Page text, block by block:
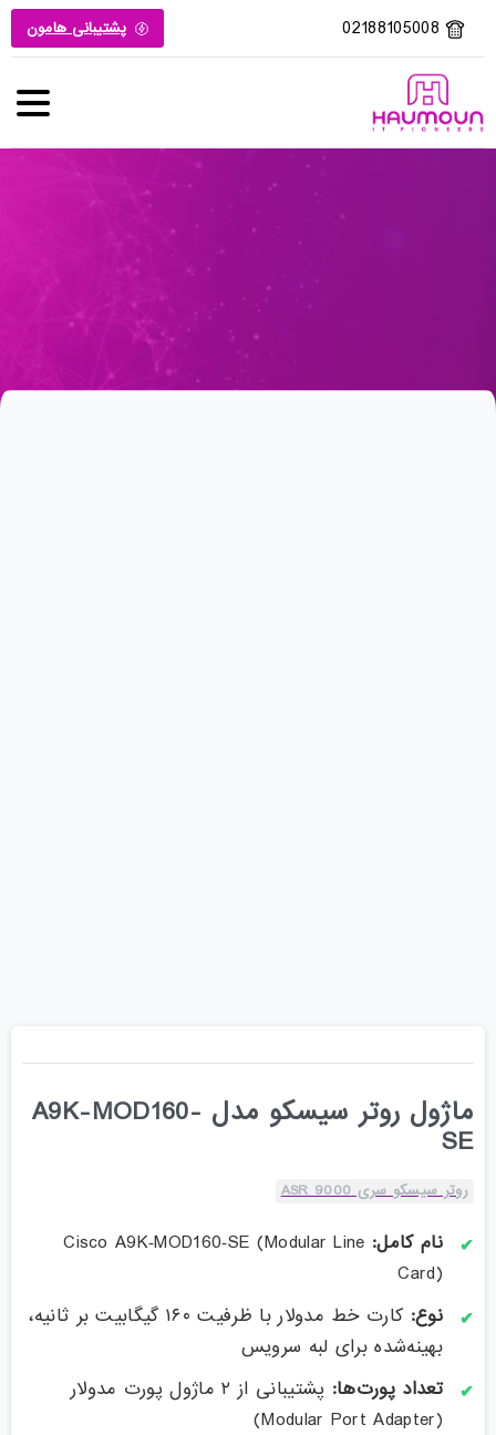
02188105008 پشتیبانی هامون
ماژول روتر سیسکو مدل A9K-MOD160-
SE
روتر سیسکو سری ASR 9000
نام کامل: Cisco A9K‑MOD160‑SE (Modular Line
Card)
نوع:
کارت خط مدولار با ظرفیت ۱۶۰ گیگابیت بر ثانیه،
بهینه‌شده برای لبه سرویس
تعداد پورت‌ها:
پشتیبانی از ۲ ماژول پورت مدولار
(Modular Port Adapter)